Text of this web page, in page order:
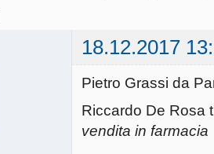
18.12.2017
Pietro Grassi da
Riccardo De Rosa
vendita in farmacia